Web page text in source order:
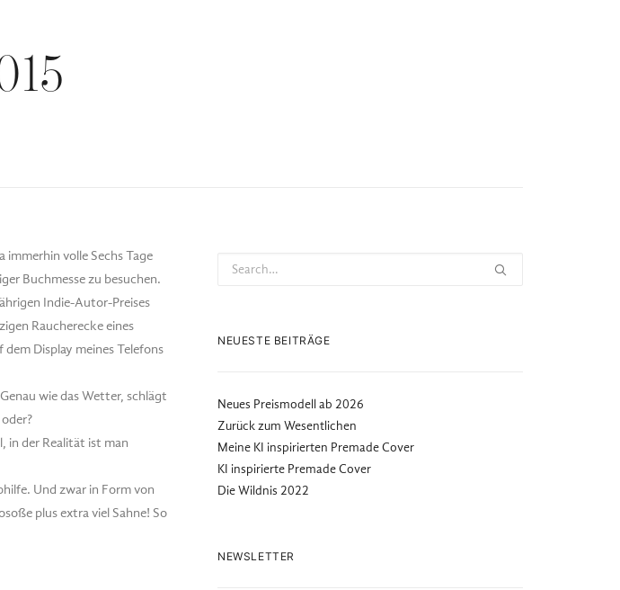
volle Sechs Tage
Buchmesse zu besuchen.
Indie-Autor-Preises
Raucherecke eines
Display meines Telefons
wie das Wetter, schlägt
in der Realität ist man
Und zwar in Form von
plus extra viel Sahne! So
NEUESTE BEITRÄGE
Neues Preismodell ab 2026
Zurück zum Wesentlichen
Meine KI inspirierten Premade Cover
KI inspirierte Premade Cover
Die Wildnis 2022
NEWSLETTER